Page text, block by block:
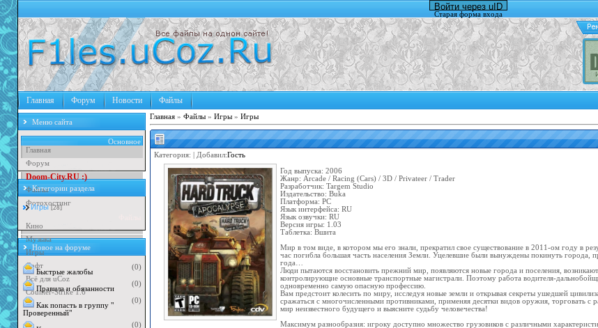
Войти через uID
Старая форма входа
Файлы
Новости
Форум
Главная
Меню сайта
Основное
Главная
Форум
Doom-City.RU :)
Файлы
Фотохостинг
Кино
Музыка
Игры
Софт
Всё для uCoz
Counter-Strike 1.6
Категории раздела
Игры [28]
Новое на форуме
Быстрые жалобы
(0)
Правила и обязанности
(0)
Как попасть в группу "
Проверенный"
(0)
(0)
Главная » Файлы » Игры » Игры
Категория: | Добавил:Гость
Год выпуска: 2006
Жанр: Arcade / Racing (Cars) / 3D / Privateer / Trader
Разработчик: Targem Studio
Издательство: Buka
Платформа: PC
Язык интерфейса: RU
Язык озвучки: RU
Версия игры: 1.03
Таблетка: Вшита
Мир в том виде, в котором мы его знали, прекратил свое существование в 2011-ом году в
час погибла большая часть населения Земли. Уцелевшие были вынуждены покинуть города,
года…
Люди пытаются восстановить прежний мир, появляются новые города и поселения,
контролирующие основные транспортные магистрали. Поэтому работа водителя-
одновременно самую опасную профессию.
Вам предстоит колесить по миру, исследуя новые земли и открывая секреты ушедшей
сражаться с многочисленными противниками, применяя десятки видов оружия, торговать с
мир неизвестного будущего и выясните судьбу человечества!
Максимум разнообразия: игроку доступно множество грузовиков с различными